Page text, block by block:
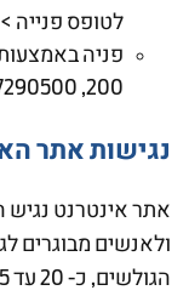
לטופס פנייה >
פניה
200, 7290500
נגישות אתר
אתר אינטרנט
ולאנשים מבוגרים